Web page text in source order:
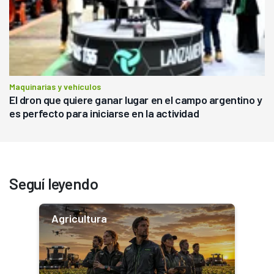
Maquinarias y vehículos
El dron que quiere ganar lugar en el campo argentino y
es perfecto para iniciarse en la actividad
Seguí leyendo
Agricultura